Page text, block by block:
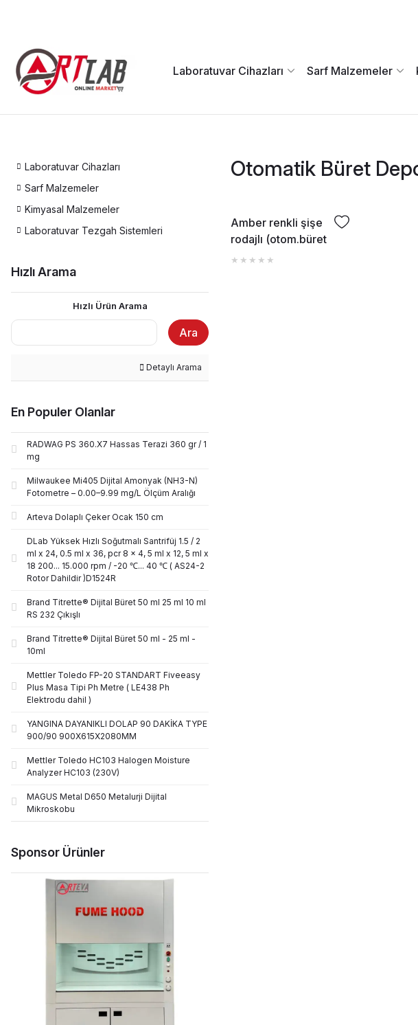
Laboratuvar Cihazları Sarf Malzemeler
Laboratuvar Cihazları
Sarf Malzemeler
Kimyasal Malzemeler
Laboratuvar Tezgah Sistemleri
Hızlı Arama
Hızlı Ürün Arama
Ara
Detaylı Arama
En Populer Olanlar
RADWAG PS 360.X7 Hassas Terazi 360 gr / 1
mg
Milwaukee Mi405 Dijital Amonyak (NH3-N)
Fotometre – 0.00–9.99 mg/L Ölçüm Aralığı
Arteva Dolaplı Çeker Ocak 150 cm
DLab Yüksek Hızlı Soğutmalı Santrifüj 1.5 / 2
ml x 24, 0.5 ml x 36, pcr 8 x 4, 5 ml x 12, 5 ml x
18 200... 15.000 rpm / -20 ℃... 40 ℃ ( AS24-2
Rotor Dahildir )D1524R
Brand Titrette® Dijital Büret 50 ml 25 ml 10 ml
RS 232 Çıkışlı
Brand Titrette® Dijital Büret 50 ml - 25 ml -
10ml
Mettler Toledo FP-20 STANDART Fiveeasy
Plus Masa Tipi Ph Metre ( LE438 Ph
Elektrodu dahil )
YANGINA DAYANIKLI DOLAP 90 DAKİKA TYPE
900/90 900X615X2080MM
Mettler Toledo HC103 Halogen Moisture
Analyzer HC103 (230V)
MAGUS Metal D650 Metalurji Dijital
Mikroskobu
Sponsor Ürünler
Otomatik Büret
Amber renkli şişe
rodajlı (otom.büret
deposu)